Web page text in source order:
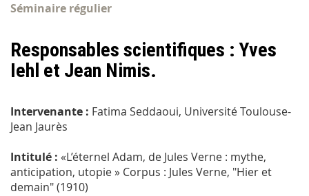
Séminaire régulier
Responsables scientifiques : Yves
Iehl et Jean Nimis.
Intervenante : Fatima Seddaoui, Université Toulouse-
Jean Jaurès
Intitulé : «L’éternel Adam, de Jules Verne : mythe,
anticipation, utopie » Corpus : Jules Verne, "Hier et
demain" (1910)